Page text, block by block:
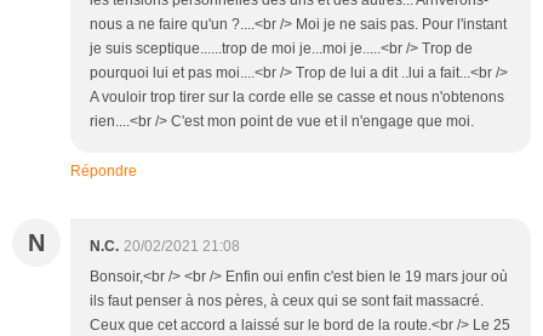
nous a ne faire qu'un ?....<br /> Moi je ne sais pas. Pour l'instant
je suis sceptique......trop de moi je...moi je.....<br /> Trop de
pourquoi lui et pas moi....<br /> Trop de lui a dit ..lui a fait...<br />
A vouloir trop tirer sur la corde elle se casse et nous n'obtenons
rien....<br /> C'est mon point de vue et il n'engage que moi.
Répondre
N N.C. 20/02/2021 21:08
Bonsoir,<br /> <br /> Enfin oui enfin c'est bien le 19 mars jour où
ils faut penser à nos pères, à ceux qui se sont fait massacré.
Ceux que cet accord a laissé sur le bord de la route.<br /> Le 25